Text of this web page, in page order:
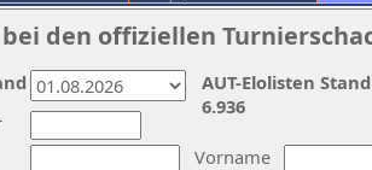
den offiziellen
Vorname
AUT-Elolisten
6.936